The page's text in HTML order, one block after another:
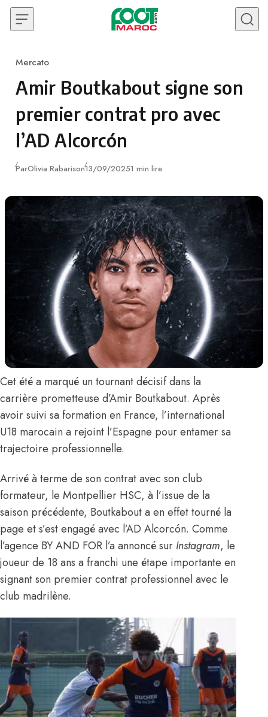
Skip to content
Category
Mercato
Amir Boutkabout signe son
premier contrat pro avec
l’AD Alcorcón
ParOlivia RabarisonPublié
13/09/20251 min lire
Cet été a marqué un tournant décisif dans la
carrière prometteuse d’Amir Boutkabout. Après
avoir suivi sa formation en France, l’international
U18 marocain a rejoint l’Espagne pour entamer sa
trajectoire professionnelle.
Arrivé à terme de son contrat avec son club
formateur, le Montpellier HSC, à l’issue de la
saison précédente, Boutkabout a en effet tourné la
page et s’est engagé avec l’AD Alcorcón. Comme
l’agence BY AND FOR l’a annoncé sur Instagram, le
joueur de 18 ans a franchi une étape importante en
signant son premier contrat professionnel avec le
club madrilène.